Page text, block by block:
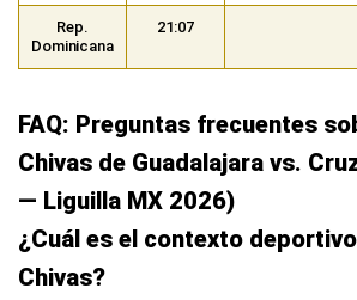
Rep.
Dominicana
21:07
FAQ: Preguntas frecuentes
Chivas de Guadalajara vs.
— Liguilla MX 2026)
¿Cuál es el contexto
Chivas?